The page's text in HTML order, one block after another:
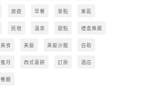
旅遊 早餐 景點 東區
民宿 溫泉 甜點 禮盒推薦
美食 美髮 美髮沙龍 自助
蜜月 西式喜餅 訂房 酒店
餐廳